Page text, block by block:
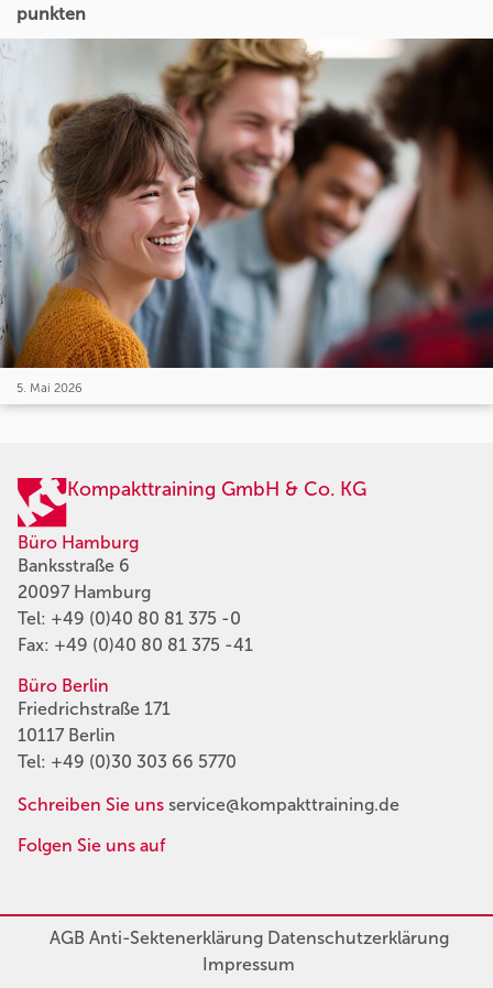
punkten
5. Mai 2026
Kompakttraining GmbH & Co. KG
Büro Hamburg
Banksstraße 6
20097 Hamburg
Tel: +49 (0)40 80 81 375 -0
Fax: +49 (0)40 80 81 375 -41
Büro Berlin
Friedrichstraße 171
10117 Berlin
Tel: +49 (0)30 303 66 5770
Schreiben Sie uns service@kompakttraining.de
Folgen Sie uns auf
AGBAnti-SektenerklärungDatenschutzerklärung
Impressum